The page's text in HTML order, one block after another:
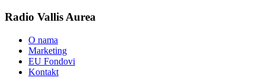
Radio Vallis Aurea
O nama
Marketing
EU Fondovi
Kontakt